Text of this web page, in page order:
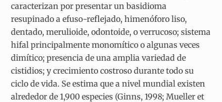
caracterizan por presentar un basidioma
resupinado a efuso-reflejado, himenóforo liso,
dentado, merulioide, odontoide, o verrucoso; sistema
hifal principalmente monomítico o algunas veces
dimítico; presencia de una amplia variedad de
cistidios; y crecimiento costroso durante todo su
ciclo de vida. Se estima que a nivel mundial existen
alrededor de 1,900 especies (Ginns, 1998; Mueller et